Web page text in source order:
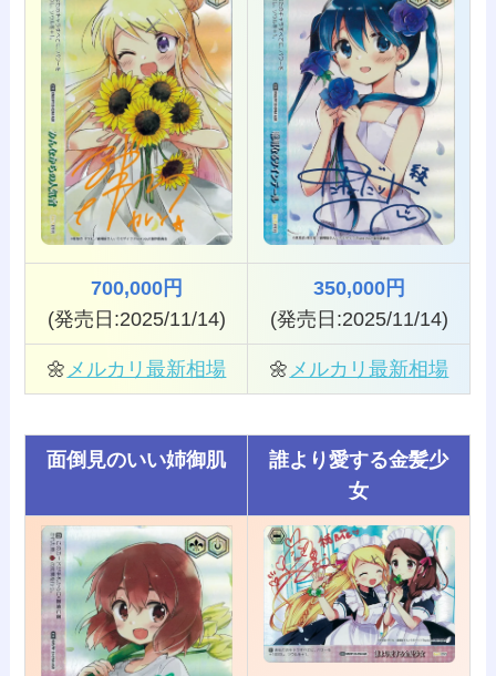
700,000円
(発売日:2025/11/14)
350,000円
(発売日:2025/11/14)
🌼 メルカリ最新相場 🌼 メルカリ最新相場
面倒見のいい姉御肌
誰より愛する金髪少
女